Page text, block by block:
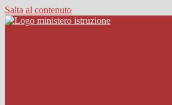
Salta al contenuto